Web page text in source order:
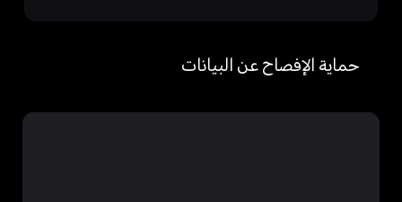
حماية الإفصاح عن البيانات